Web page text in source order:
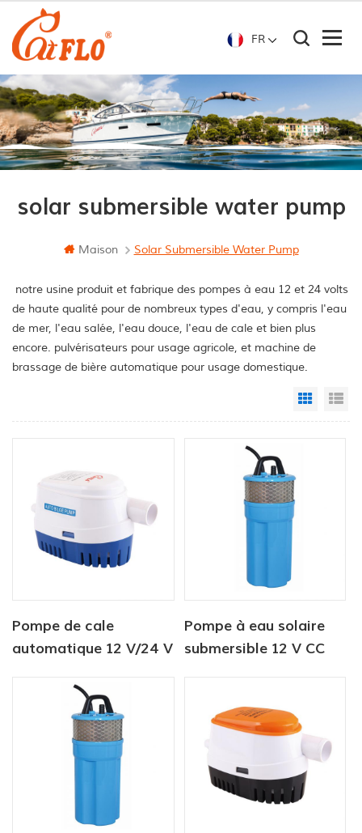
FR
solar submersible water pump
Maison Solar Submersible Water Pump
notre usine produit et fabrique des pompes à eau 12 et 24 volts
de haute qualité pour de nombreux types d'eau, y compris l'eau
de mer, l'eau salée, l'eau douce, l'eau de cale et bien plus
encore. pulvérisateurs pour usage agricole, et machine de
brassage de bière automatique pour usage domestique.
Grid
Pompe de cale
automatique 12 V/24 V
submersible solaire CC
Pompe à eau solaire
submersible 12 V CC